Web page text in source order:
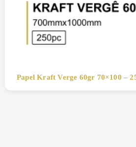
Papel Kraft Verge 60gr 70×100 –